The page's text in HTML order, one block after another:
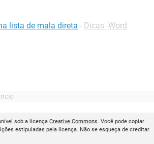
lista de mala direta - Dicas -Word
sob a licença Creative Commons. Você pode copiar
estipuladas pela licença. Não se esqueça de creditar